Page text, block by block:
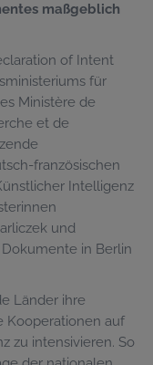
maßgeblich
of Intent
für
Ministère de
et de
französischen
Intelligenz
und
in Berlin
Länder ihre
Kooperationen auf
zu intensivieren. So